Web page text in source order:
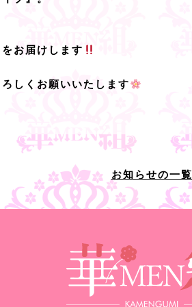
お届けします
しくお願いいたします
お知らせの一覧